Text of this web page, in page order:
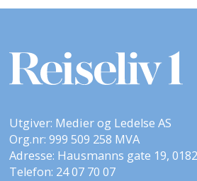
Utgiver: Medier og Ledelse AS
Org.nr: 999 509 258 MVA
Adresse: Hausmanns gate 19,
Telefon: 24 07 70 07